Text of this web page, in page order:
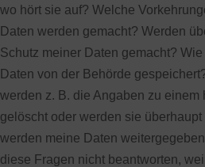
wo hört sie auf? Welche
Daten werden gemacht? Werden
Schutz meiner Daten gemacht?
Daten von der Behörde
werden z. B. die Angaben zu einem
gelöscht oder werden sie
werden meine Daten
diese Fragen nicht beantworten,